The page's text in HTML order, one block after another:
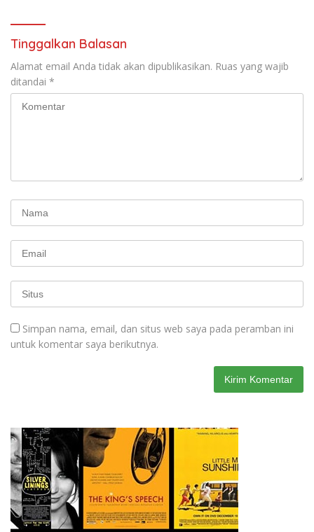
RUU Ketenagakerjaan Baru.
Tinggalkan Balasan
Alamat email Anda tidak akan dipublikasikan. Ruas yang wajib
ditandai *
Simpan nama, email, dan situs web saya pada peramban ini
untuk komentar saya berikutnya.